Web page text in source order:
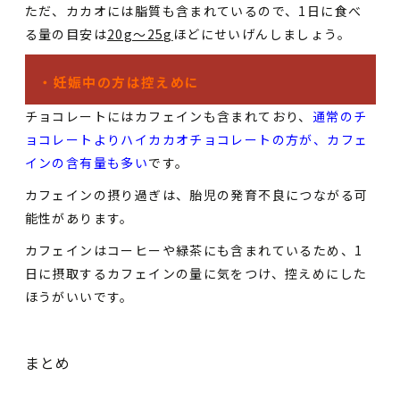
ただ、カカオには脂質も含まれているので、1日に食べ
る量の目安は20g〜25g ほどにせいげんしましょう。
・妊娠中の方は控えめに
チョコレートにはカフェインも含まれており、 通常のチ
ョコレートよりハイカカオチョコレートの方が、カフェ
インの含有量も多いです。
カフェインの摂り過ぎは、胎児の発育不良につながる可
能性があります。
カフェインはコーヒーや緑茶にも含まれているため、1
日に摂取するカフェインの量に気をつけ、控えめにした
ほうがいいです。
まとめ